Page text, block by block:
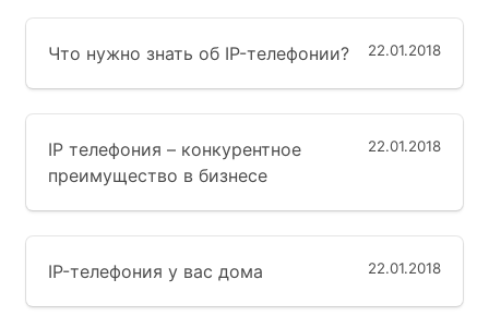
22.01.2018
Что нужно знать об IP-телефонии?
22.01.2018
IP телефония – конкурентное
преимущество в бизнесе
22.01.2018
IP-телефония у вас дома